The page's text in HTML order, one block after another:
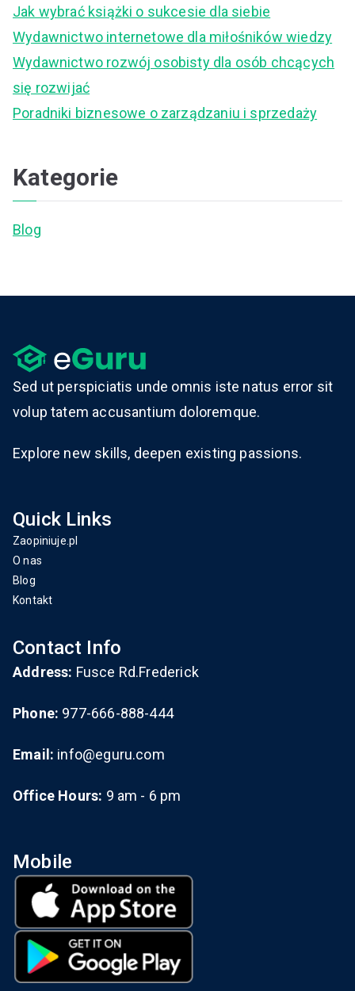
Jak wybrać książki o sukcesie dla siebie
Wydawnictwo internetowe dla miłośników wiedzy
Wydawnictwo rozwój osobisty dla osób chcących
się rozwijać
Poradniki biznesowe o zarządzaniu i sprzedaży
Kategorie
Blog
Sed ut perspiciatis unde omnis iste natus error sit
volup tatem accusantium doloremque.
Explore new skills, deepen existing passions.
Quick Links
Zaopiniuje.pl
O nas
Blog
Kontakt
Contact Info
Address: Fusce Rd.Frederick
Phone: 977-666-888-444
Email: info@eguru.com
Office Hours: 9 am - 6 pm
Mobile